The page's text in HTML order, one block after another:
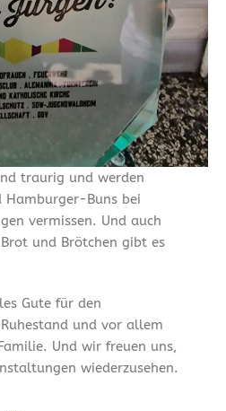
traurig und werden
Hamburger-Buns bei
vermissen. Und auch
und Brötchen gibt es
Gute für den
und vor allem
Und wir freuen uns,
wiederzusehen.